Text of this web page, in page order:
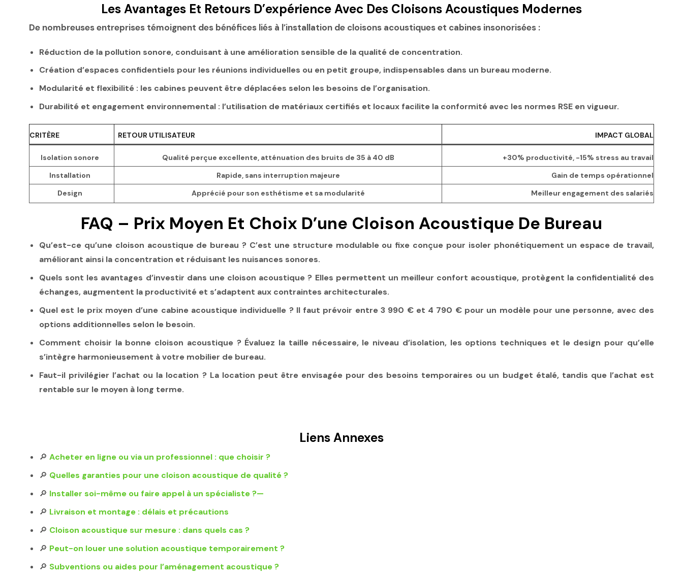
Les Avantages Et Retours D’expérience Avec Des Cloisons Acoustiques Modernes
De nombreuses entreprises témoignent des bénéfices liés à l’installation de cloisons acoustiques et cabines insonorisées :
Réduction de la pollution sonore, conduisant à une amélioration sensible de la qualité de concentration.
Création d’espaces confidentiels pour les réunions individuelles ou en petit groupe, indispensables dans un bureau moderne.
Modularité et flexibilité : les cabines peuvent être déplacées selon les besoins de l’organisation.
Durabilité et engagement environnemental : l’utilisation de matériaux certifiés et locaux facilite la conformité avec les normes RSE en vigueur.
CRITÈRE RETOUR UTILISATEUR IMPACT GLOBAL
Isolation sonore Qualité perçue excellente, atténuation des bruits de 35 à 40 dB
+30% productivité, -15% stress au travail
Installation
Rapide, sans interruption majeure
Gain de temps opérationnel
Design
Apprécié pour son esthétisme et sa modularité Meilleur engagement des salariés
FAQ – Prix Moyen Et Choix D’une Cloison Acoustique De Bureau
Qu’est-ce qu’une cloison acoustique de bureau ? C’est une structure modulable ou fixe conçue pour isoler phonétiquement un espace de travail,
améliorant ainsi la concentration et réduisant les nuisances sonores.
Quels sont les avantages d’investir dans une cloison acoustique ? Elles permettent un meilleur confort acoustique, protègent la confidentialité des
échanges, augmentent la productivité et s’adaptent aux contraintes architecturales.
Quel est le prix moyen d’une cabine acoustique individuelle ?Il faut prévoir entre3 990 €et 4 790 €pour un modèle pour une personne, avec des
options additionnelles selon le besoin.
Comment choisir la bonne cloison acoustique ?Évaluez la taille nécessaire, le niveau d’isolation, les options techniques et le design pour qu’elle
s’intègre harmonieusement à votre mobilier de bureau.
Faut-il privilégier l’achat ou la location ?La location peut être envisagée pour des besoins temporaires ou un budget étalé, tandis que l’achat est
rentable sur le moyen à long terme.
Liens Annexes
🔎 Acheter en ligne ou via un professionnel : que choisir ?
🔎 Quelles garanties pour une cloison acoustique de qualité ?
🔎 Installer soi-même ou faire appel à un spécialiste ?—
🔎 Livraison et montage : délais et précautions
🔎 Cloison acoustique sur mesure : dans quels cas ?
🔎 Peut-on louer une solution acoustique temporairement ?
🔎 Subventions ou aides pour l’aménagement acoustique ?